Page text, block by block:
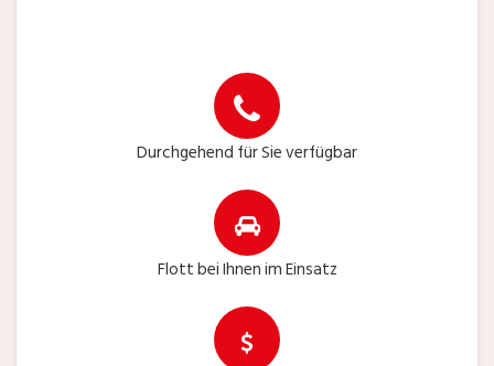
Durchgehend für Sie verfügbar
Flott bei Ihnen im Einsatz